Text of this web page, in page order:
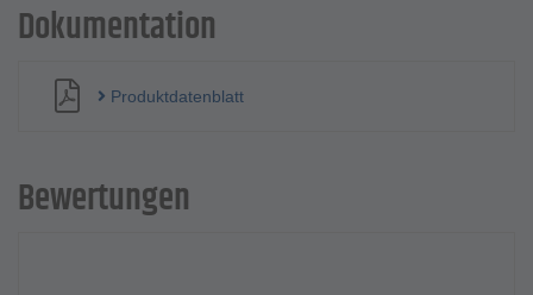
Dokumentation
Produktdatenblatt
Bewertungen